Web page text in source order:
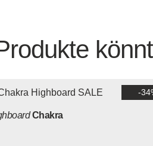
-
Chakra